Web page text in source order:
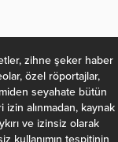
Sarayı ve Gizli
Sarayı,
Köyü ve
Pazarı...zihne şeker haber
özel röportajlar,
seyahate bütün
alınmadan, kaynak
ve izinsiz olarak
kullanımın tespitinin